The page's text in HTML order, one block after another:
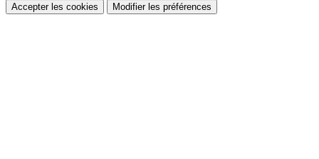
Accepter les cookies Modifier les préférences